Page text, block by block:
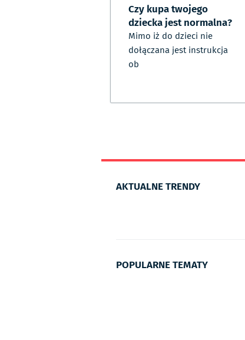
Czy kupa twojego
dziecka jest normalna?
Mimo iż do dzieci nie
dołączana jest instrukcja
ob
AKTUALNE TRENDY
POPULARNE TEMATY